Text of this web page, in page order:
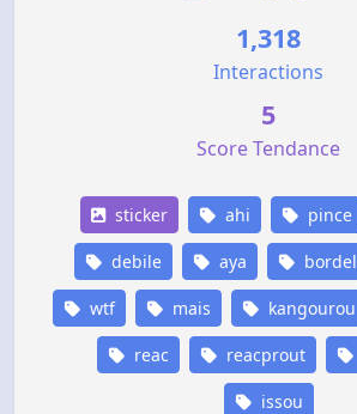
1,318
Interactions
5
Score Tendance
sticker ahi pince
debile aya bordel
wtf mais kangourou
reac reacprout
issou